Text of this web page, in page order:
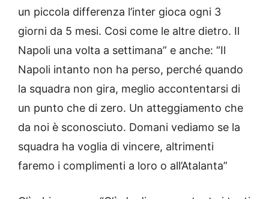
un piccola differenza l’inter gioca ogni 3
giorni da 5 mesi. Cosi come le altre dietro. Il
Napoli una volta a settimana” e anche: “Il
Napoli intanto non ha perso, perché quando
la squadra non gira, meglio accontentarsi di
un punto che di zero. Un atteggiamento che
da noi è sconosciuto. Domani vediamo se la
squadra ha voglia di vincere, altrimenti
faremo i complimenti a loro o all’Atalanta”